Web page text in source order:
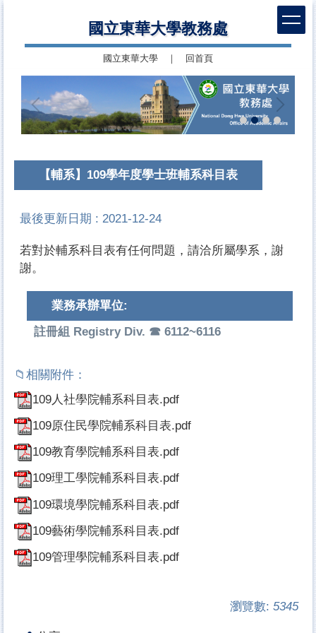
國立東華大學教務處
國立東華大學 回首頁
【輔系】109學年度學士班輔系科目表
最後更新日期 :2021-12-24
若對於輔系科目表有任何問題，請洽所屬學系，謝
謝。
業務承辦單位:
註冊組 Registry Div. ☎ 6112~6116
109人社學院輔系科目表.pdf
109原住民學院輔系科目表.pdf
109教育學院輔系科目表.pdf
109理工學院輔系科目表.pdf
109環境學院輔系科目表.pdf
109藝術學院輔系科目表.pdf
109管理學院輔系科目表.pdf
瀏覽數: 5345